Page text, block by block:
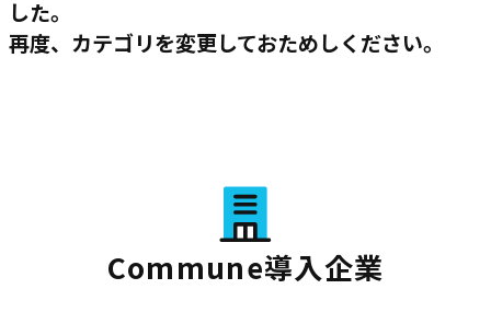
した。
再度、カテゴリを変更しておためしください。
Commune導入企業